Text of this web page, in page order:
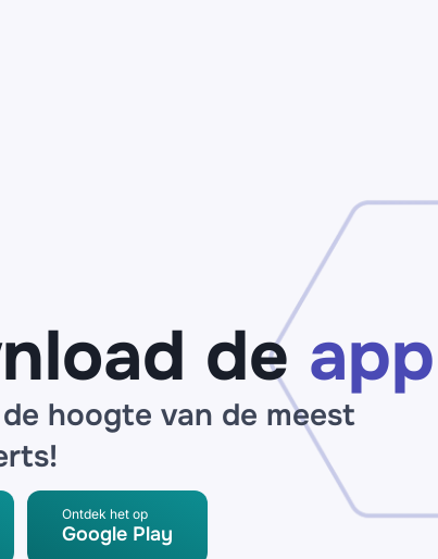
de app
hoogte van de meest
Ontdek het op
Google Play